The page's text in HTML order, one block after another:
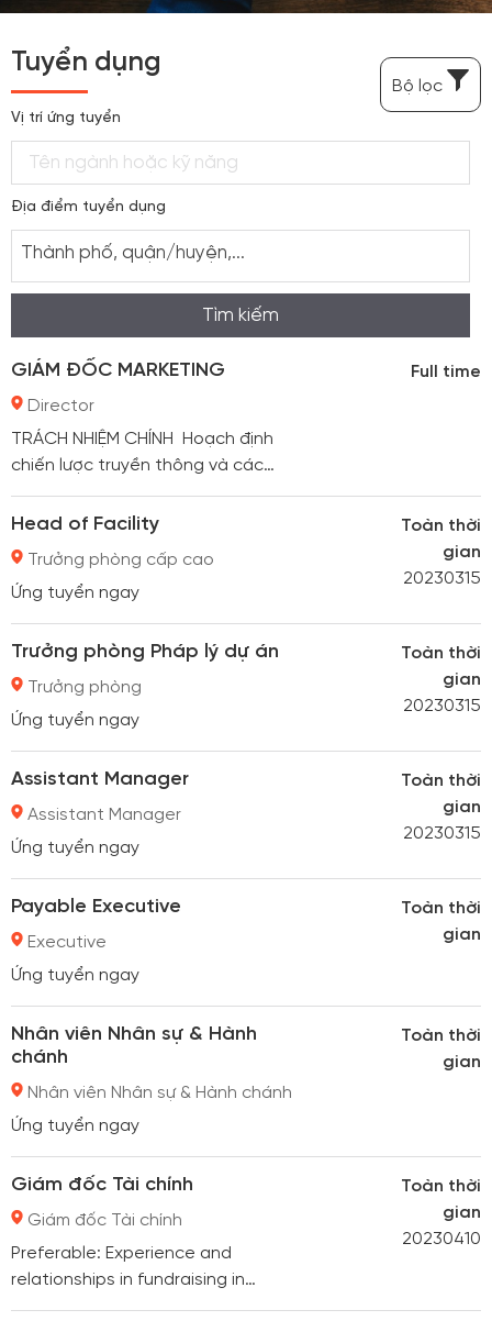
Tuyển dụng
Bộ lọc
Vị trí ứng tuyển
Địa điểm tuyển dụng
Thành phố, quận/huyện,...
GIÁM ĐỐC MARKETING
Director
TRÁCH NHIỆM CHÍNH Hoạch định
chiến lược truyền thông và các
milestone phát triển thương hiệu.
Phát triển mối quan hệ với các đơn vị
cơ hội cross-branding với các sản
phẩm cao cấp khác. Quản lý các
hạng mục truyền thông trên các
kênh đa Phương tiện. ...
Full time
Head of Facility
Trưởng phòng cấp cao
Ứng tuyển ngay
Toàn thời
gian
20230315
Trưởng phòng Pháp lý dự án
Trưởng phòng
Ứng tuyển ngay
Toàn thời
gian
20230315
Assistant Manager
Assistant Manager
Ứng tuyển ngay
Toàn thời
gian
20230315
Payable Executive
Executive
Ứng tuyển ngay
Toàn thời
gian
Nhân viên Nhân sự & Hành
chánh
Nhân viên Nhân sự & Hành chánh
Ứng tuyển ngay
Toàn thời
gian
Giám đốc Tài chính
Giám đốc Tài chính
Preferable: Experience and
relationships in fundraising in
domestic and international. Used to
Toàn thời
gian
20230410